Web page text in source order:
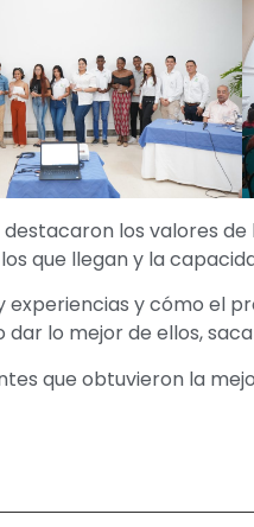
los valores
que llegan y la
y cómo el
lo mejor de ellos,
que obtuvieron la